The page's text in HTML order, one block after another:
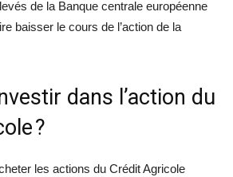
de la Banque centrale européenne
baisser le cours de l’action de la
dans l’action du
?
les actions du Crédit Agricole